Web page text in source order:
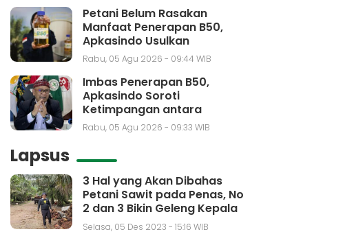
Petani Belum Rasakan
Manfaat Penerapan B50,
Apkasindo Usulkan
Pembentukan Bursa Sawit
Indonesia
Rabu, 05 Agu 2026 - 09:44 WIB
Imbas Penerapan B50,
Apkasindo Soroti
Ketimpangan antara
Kebutuhan dengan Kenaikan
Produksi CPO
Rabu, 05 Agu 2026 - 09:33 WIB
Lapsus
3 Hal yang Akan Dibahas
Petani Sawit pada Penas, No
2 dan 3 Bikin Geleng Kepala
Selasa, 05 Des 2023 - 15:16 WIB